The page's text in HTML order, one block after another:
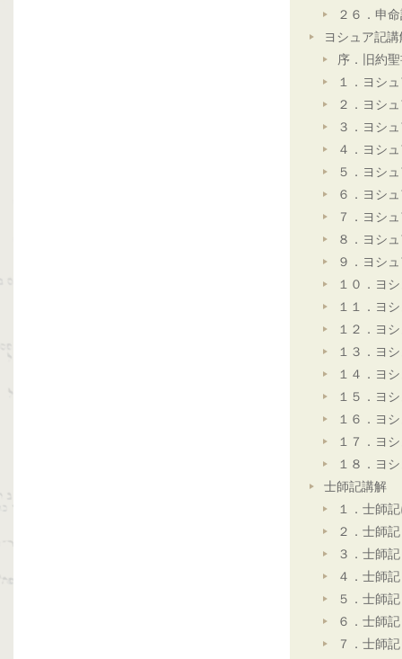
２６．申
ヨシュア記講
序．旧約
１．ヨシ
２．ヨシ
３．ヨシ
４．ヨシ
５．ヨシ
６．ヨシ
７．ヨシ
８．ヨシ
９．ヨシ
１０．ヨ
１１．ヨ
１２．ヨ
１３．ヨ
１４．ヨ
１５．ヨ
１６．ヨ
１７．ヨ
１８．ヨ
士師記講解
１．士師
２．士師
３．士師
４．士師
５．士師
６．士師
７．士師